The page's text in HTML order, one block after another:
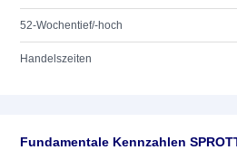
52-Wochentief/-hoch
Handelszeiten